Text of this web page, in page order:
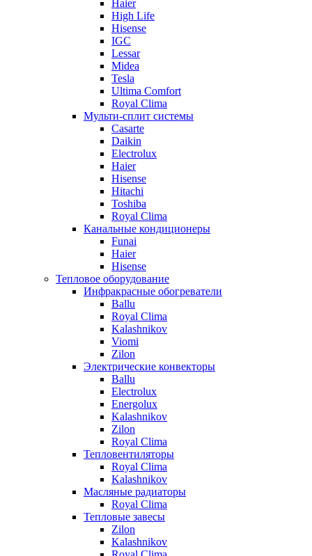
Haier
High Life
Hisense
IGC
Lessar
Midea
Tesla
Ultima Comfort
Royal Clima
Мульти-сплит системы
Casarte
Daikin
Electrolux
Haier
Hisense
Hitachi
Toshiba
Royal Clima
Канальные кондиционеры
Funai
Haier
Hisense
Тепловое оборудование
Инфракрасные обогреватели
Ballu
Royal Clima
Kalashnikov
Viomi
Zilon
Электрические конвекторы
Ballu
Electrolux
Energolux
Kalashnikov
Zilon
Royal Clima
Тепловентиляторы
Royal Clima
Kalashnikov
Масляные радиаторы
Royal Clima
Тепловые завесы
Zilon
Kalashnikov